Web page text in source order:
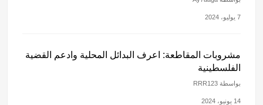
7 يوليو، 2024
مشروبات المقاطعة: اعرف البدائل المحلية وادعم القضية
الفلسطينية
بواسطة RRR123
14 يونيو، 2024